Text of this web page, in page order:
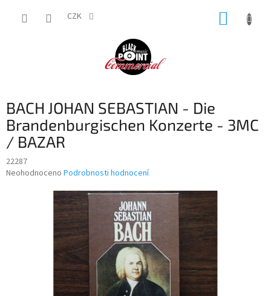
CZK
BACH JOHAN SEBASTIAN - Die
Brandenburgischen Konzerte - 3MC
/ BAZAR
22287
Průměrné
Neohodnoceno Podrobnosti hodnocení